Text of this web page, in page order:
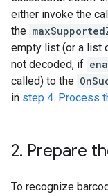
either invoke the
the
empty list (or a list
not decoded, if
called) to the
in step 4. Process
2. Prepare
To recognize